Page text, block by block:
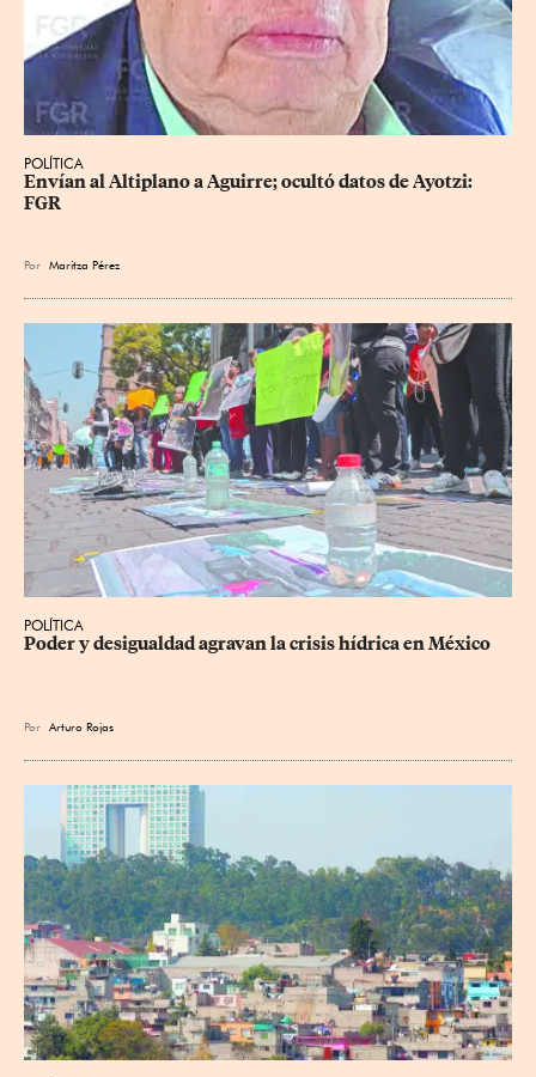
POLÍTICA
Envían al Altiplano a Aguirre; ocultó datos de Ayotzi:
FGR
Por Maritza Pérez
POLÍTICA
Poder y desigualdad agravan la crisis hídrica en México
Por Arturo Rojas